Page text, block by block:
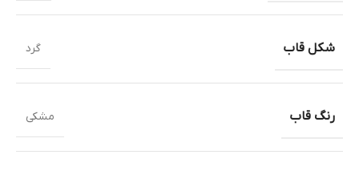
شکل قاب گرد
رنگ قاب مشکی